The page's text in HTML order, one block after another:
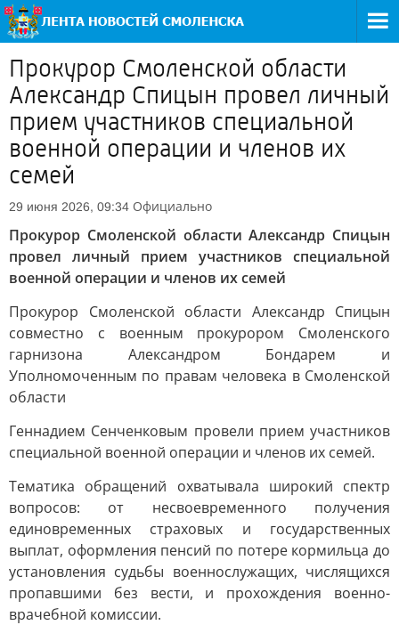
Прокурор Смоленской области
Александр Спицын провел личный
прием участников специальной
военной операции и членов их
семей
29 июня 2026, 09:34 Официально
Прокурор Смоленской области Александр Спицын
провел личный прием участников специальной
военной операции и членов их семей
Прокурор Смоленской области Александр Спицын
совместно с военным прокурором Смоленского
гарнизона Александром Бондарем и
Уполномоченным по правам человека в Смоленской
области
Геннадием Сенченковым провели прием участников
специальной военной операции и членов их семей.
Тематика обращений охватывала широкий спектр
вопросов: от несвоевременного получения
единовременных страховых и государственных
выплат, оформления пенсий по потере кормильца до
установления судьбы военнослужащих, числящихся
пропавшими без вести, и прохождения военно-
врачебной комиссии.